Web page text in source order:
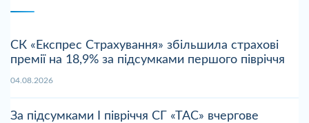
СК «Експрес Страхування» збільшила страхові
премії на 18,9% за підсумками першого півріччя
04.08.2026
За підсумками І півріччя СГ «ТАС» вчергове